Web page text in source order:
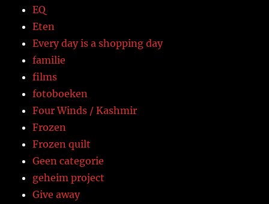
EQ
Eten
Every day is a shopping day
familie
films
fotoboeken
Four Winds / Kashmir
Frozen
Frozen quilt
Geen categorie
geheim project
Give away